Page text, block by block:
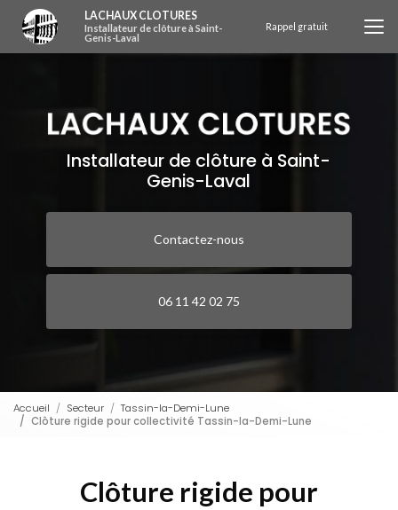
contenu
principal
LACHAUX CLOTURES
Installateur de clôture à Saint-
Genis-Laval
Rappel gratuit
Installateur de clôture à Saint-
Genis-Laval
Contactez-nous
06 11 42 02 75
Accueil Secteur
Tassin-la-Demi-Lune
Clôture rigide pour collectivité Tassin-la-Demi-Lune
Clôture rigide pour